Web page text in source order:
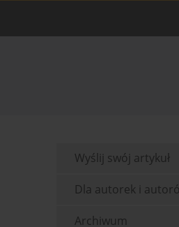
Wyślij swój artykuł
Dla autorek i
Archiwum